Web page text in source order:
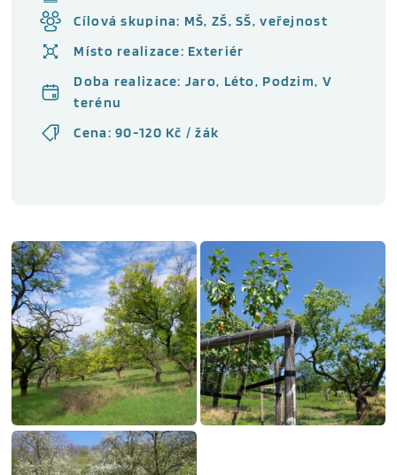
Cílová skupina: MŠ, ZŠ, SŠ, veřejnost
Místo realizace: Exteriér
Doba realizace: Jaro, Léto, Podzim, V
terénu
Cena: 90-120 Kč / žák